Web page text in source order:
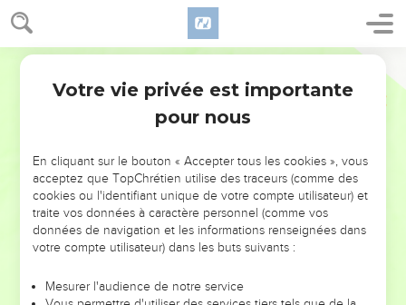
NE MANQUEZ PAS L’ÉVÉNEMENT
DE L’ANNÉE !
ET SI LEURS ERREURS POUVAIENT VOUS ÉVITER LES
VOTRES ?
leur foi ou leur vision. Mais on voit moins les doutes, les erreurs
Votre vie privée est importante
pour nous
En cliquant sur le bouton « Accepter tous les cookies », vous
acceptez que TopChrétien utilise des traceurs (comme des
cookies ou l'identifiant unique de votre compte utilisateur) et
traite vos données à caractère personnel (comme vos
données de navigation et les informations renseignées dans
votre compte utilisateur) dans les buts suivants :
Mesurer l'audience de notre service